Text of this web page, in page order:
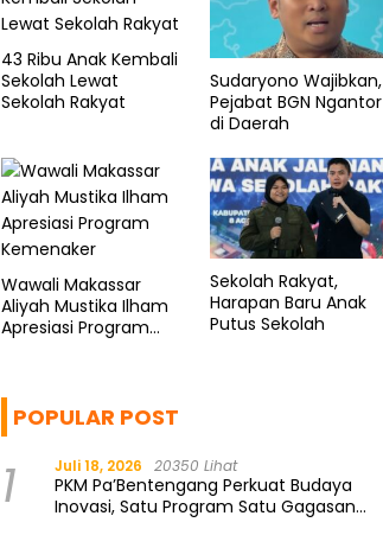
43 Ribu Anak Kembali
Sekolah Lewat
Sekolah Rakyat
Sudaryono Wajibkan,
Pejabat BGN Ngantor
di Daerah
Wawali Makassar
Aliyah Mustika Ilham
Apresiasi Program
Sekolah Rakyat,
Harapan Baru Anak
Putus Sekolah
POPULAR POST
1 Juli 18, 2026 20350 Lihat
PKM Pa’Bentengang Perkuat Budaya
Inovasi, Satu Program Satu Gagasan